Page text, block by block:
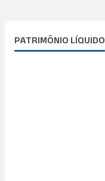
PATRIMÔNIO LÍQUIDO